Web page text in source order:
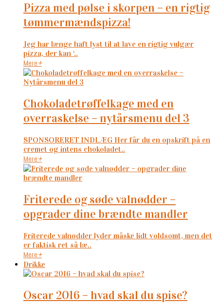
pizza med pølse i skorpen – en rigtig
tømmermændspizza!
Jeg har længe haft lyst til at lave en rigtig vulgær
pizza, der kan ‘..
Mere+
chokoladetrøffelkage med en
overraskelse – nytårsmenu del 3
SPONSORERET INDLÆG Her får du en opskrift på en
cremet og intens chokoladet..
Mere+
friterede og søde valnødder –
opgrader dine brændte mandler
Friterede valnødder lyder måske lidt voldsomt, men det
er faktisk ret så læ..
Mere+
Drikke
oscar 2016 – hvad skal du spise?